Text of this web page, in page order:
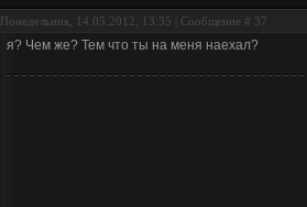
Понедельник, 14.05.2012, 13:35 | Сообщение # 37
я? Чем же? Тем что ты на меня наехал?